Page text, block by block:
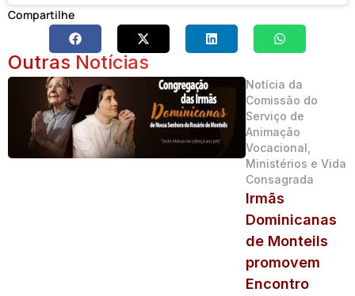
Compartilhe
Outras Notícias
Notícia da
Comissão do
Serviço de
Animação
Vocacional,
Ministérios e Vida
Consagrada
Irmãs
Dominicanas
de Monteils
promovem
Encontro